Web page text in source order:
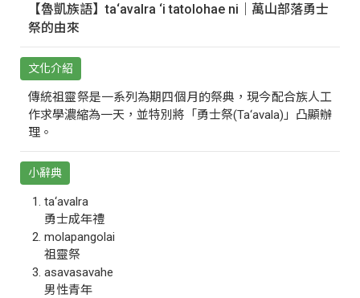
【魯凱族語】ta‘avalra ‘i tatolohae ni｜萬山部落勇士
祭的由來
文化介紹
傳統祖靈祭是一系列為期四個月的祭典，現今配合族人工
作求學濃縮為一天，並特別將「勇士祭(Ta‘avala)」凸顯辦
理。
小辭典
ta‘avalra
勇士成年禮
molapangolai
祖靈祭
asavasavahe
男性青年